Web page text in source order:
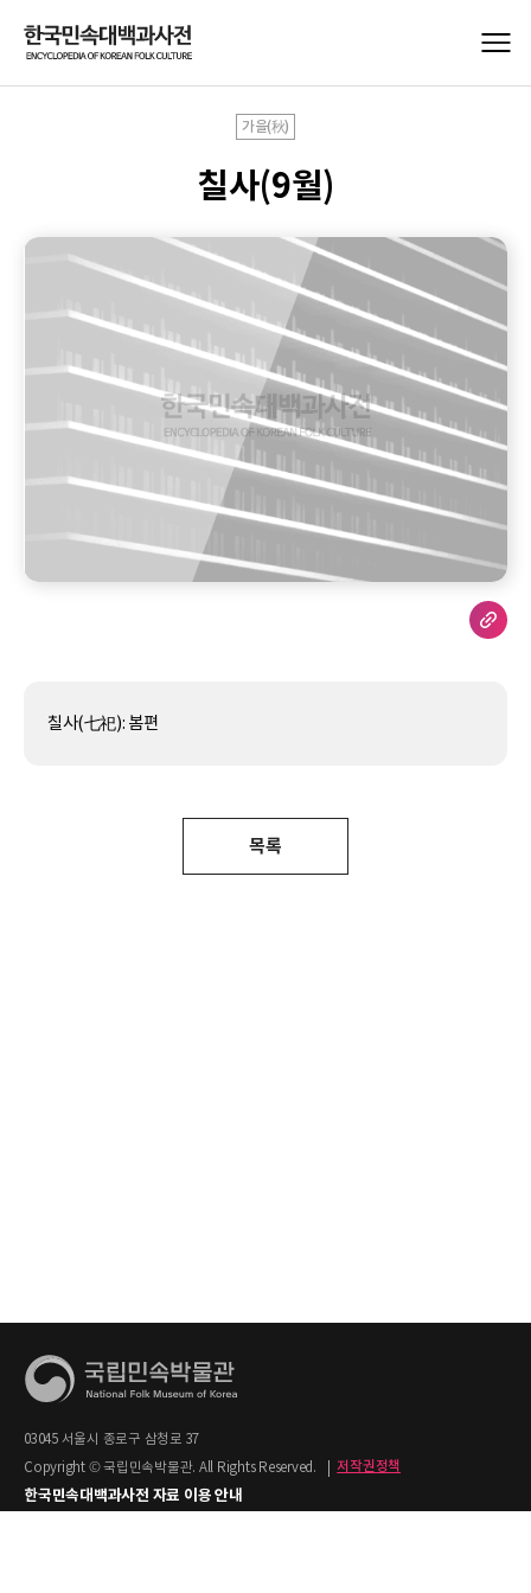
가을(秋)
칠사(9월)
칠사(七祀): 봄편
목록
03045 서울시 종로구 삼청로 37
Copyright © 국립민속박물관. All Rights Reserved.
저작권정책
한국민속대백과사전 자료 이용 안내